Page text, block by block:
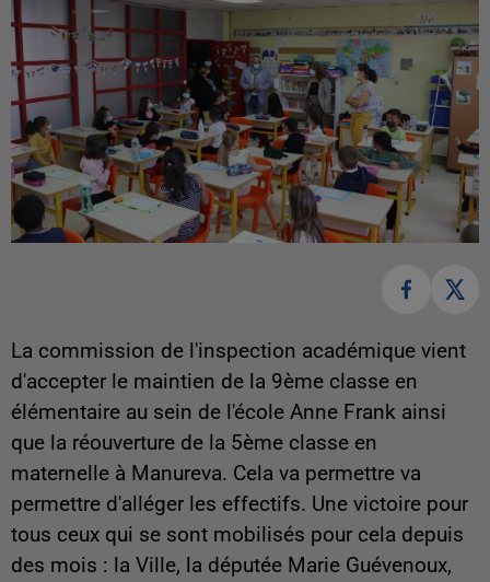
La commission de l'inspection académique vient
d'accepter le maintien de la 9ème classe en
élémentaire au sein de l'école Anne Frank ainsi
que la réouverture de la 5ème classe en
maternelle à Manureva. Cela va permettre va
permettre d'alléger les effectifs. Une victoire pour
tous ceux qui se sont mobilisés pour cela depuis
des mois : la Ville, la députée Marie Guévenoux,